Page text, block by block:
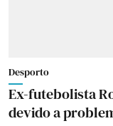
Desporto
Ex-futebolista
devido a